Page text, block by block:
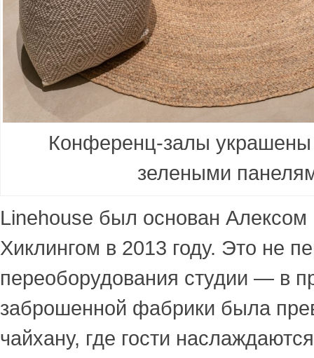
Конференц-залы украшены
зелеными
Linehouse был основан
Хиклингом в 2013 году. Это не
переоборудования студии — в
заброшенной фабрики была
чайхану, где гости